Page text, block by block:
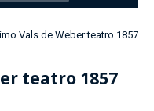
Vals de Weber teatro 1857
teatro 1857